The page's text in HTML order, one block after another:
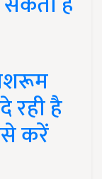
रही है
करें